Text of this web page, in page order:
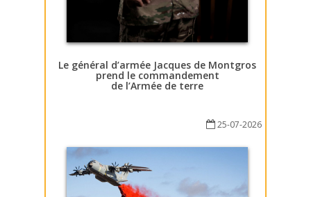
Le général d’armée Jacques de Montgros
prend le commandement
de l’Armée de terre
25-07-2026